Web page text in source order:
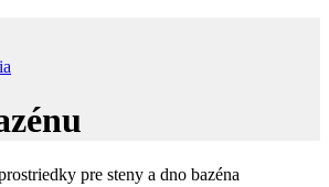
pre steny a dno bazéna